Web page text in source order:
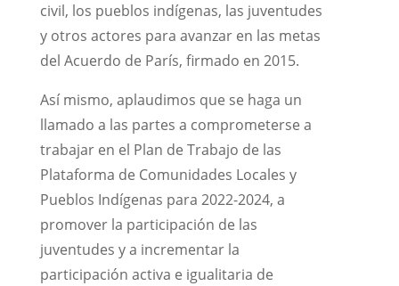
civil, los pueblos indígenas, las juventudes
y otros actores para avanzar en las metas
del Acuerdo de París, firmado en 2015.
Así mismo, aplaudimos que se haga un
llamado a las partes a comprometerse a
trabajar en el Plan de Trabajo de las
Plataforma de Comunidades Locales y
Pueblos Indígenas para 2022-2024, a
promover la participación de las
juventudes y a incrementar la
participación activa e igualitaria de